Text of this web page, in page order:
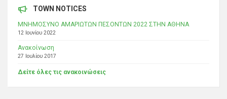
TOWN NOTICES
ΜΝΗΜΟΣΥΝΟ ΑΜΑΡΙΩΤΩΝ ΠΕΣΟΝΤΩΝ 2022 ΣΤΗΝ ΑΘΗΝΑ
12 Ιουνίου 2022
Ανακοίνωση
27 Ιουλίου 2017
Δείτε όλες τις ανακοινώσεις